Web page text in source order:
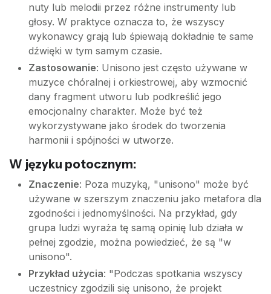
nuty lub melodii przez różne instrumenty lub
głosy. W praktyce oznacza to, że wszyscy
wykonawcy grają lub śpiewają dokładnie te same
dźwięki w tym samym czasie.
Zastosowanie: Unisono jest często używane w
muzyce chóralnej i orkiestrowej, aby wzmocnić
dany fragment utworu lub podkreślić jego
emocjonalny charakter. Może być też
wykorzystywane jako środek do tworzenia
harmonii i spójności w utworze.
W języku potocznym:
Znaczenie: Poza muzyką, "unisono" może być
używane w szerszym znaczeniu jako metafora dla
zgodności i jednomyślności. Na przykład, gdy
grupa ludzi wyraża tę samą opinię lub działa w
pełnej zgodzie, można powiedzieć, że są "w
unisono".
Przykład użycia: "Podczas spotkania wszyscy
uczestnicy zgodzili się unisono, że projekt